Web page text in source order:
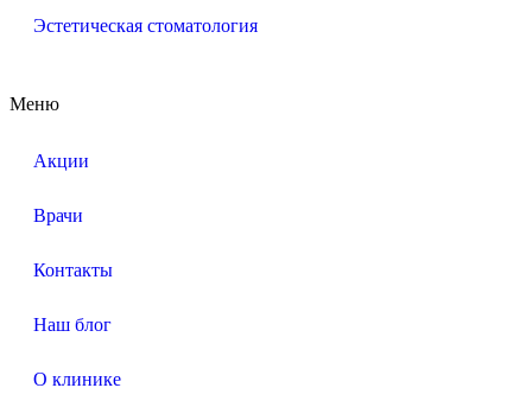
Эстетическая стоматология
Меню
Акции
Врачи
Контакты
Наш блог
О клинике